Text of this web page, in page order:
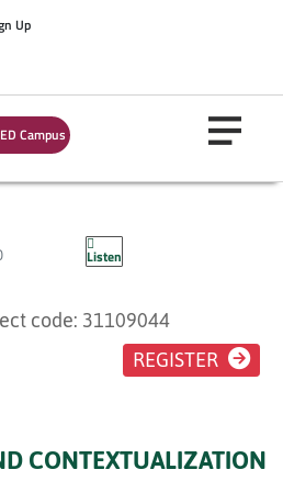
Up
Campus
ListenÉTICO
code: 31109044
REGISTER
CONTEXTUALIZATION